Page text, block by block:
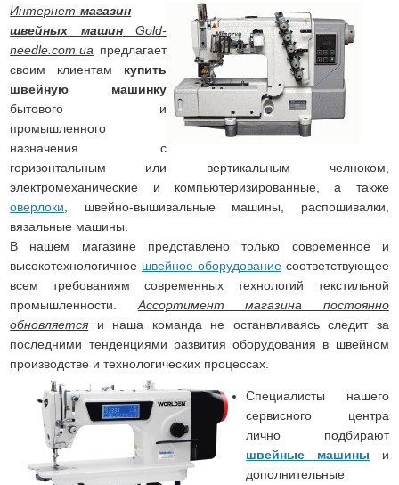
Интернет-магазин
швейных машинGold-
needle.com.ua предлагает
своим клиентам купить
швейную машинку
бытового и
промышленного
назначения с
горизонтальным или вертикальным челноком,
электромеханические и компьютеризированные, а также
оверлоки , швейно-вышивальные машины, распошивалки,
вязальные машины.
В нашем магазине представлено только современное и
высокотехнологичное швейное оборудованиесоответствующее
всем требованиям современных технологий текстильной
промышленности. Ассортимент магазина постоянно
обновляется и наша команда не останвливаясь следит за
последними тенденциями развития оборудования в швейном
производстве и технологических процессах.
Специалисты нашего
сервисного центра
лично подбирают
швейные машины и
дополнительные